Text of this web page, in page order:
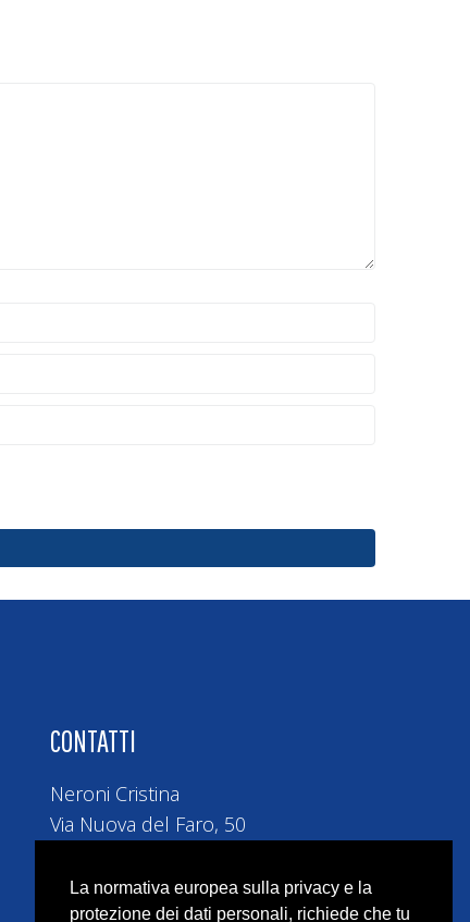
CONTATTI
Neroni Cristina
Via Nuova del Faro, 50
C.f. NRNCST74H5H5010
P.IVA 10493161219
La normativa europea sulla privacy e la
protezione dei dati personali, richiede che tu